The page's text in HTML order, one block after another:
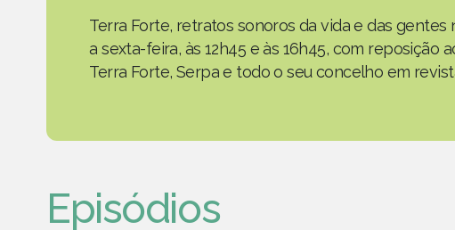
Terra Forte, retratos sonoros da vida e das
a sexta-feira, às 12h45 e às 16h45, com reposição
Terra Forte, Serpa e todo o seu concelho em
Episódios